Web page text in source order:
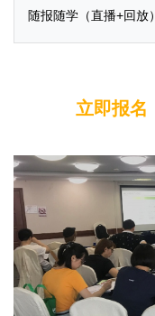
随报随学（直播+回放）
立即报名
清晖上海ACP
培训现场